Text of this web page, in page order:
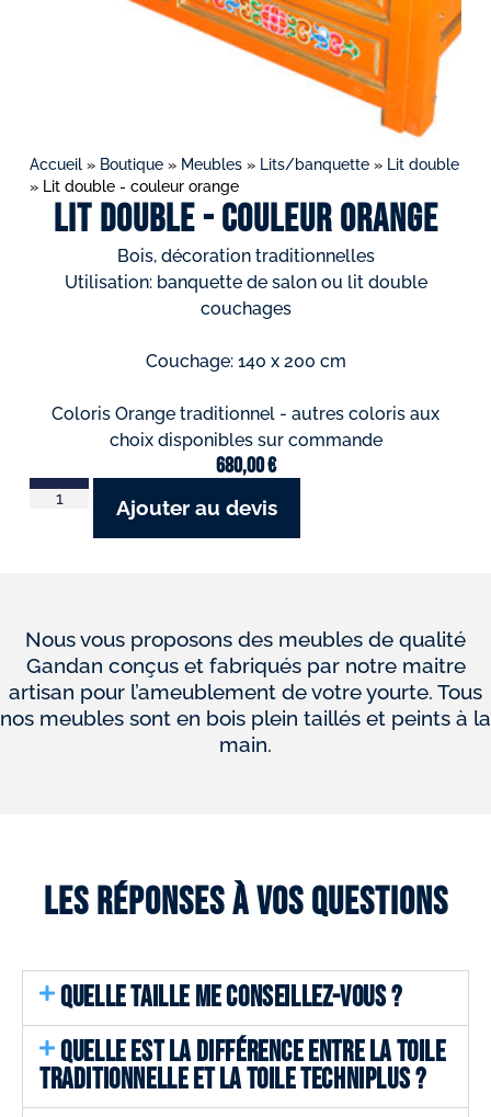
Accueil» Boutique» Meubles» Lits/banquette» Lit double
» Lit double - couleur orange
Lit double - couleur orange
Bois, décoration traditionnelles
Utilisation: banquette de salon ou lit double
couchages
Couchage: 140 x 200 cm
Coloris Orange traditionnel - autres coloris aux
choix disponibles sur commande
680,00€
Ajouter au devis
Nous vous proposons des meubles de qualité
Gandan conçus et fabriqués par notre maitre
artisan pour l’ameublement de votre yourte. Tous
nos meubles sont en bois plein taillés et peints à la
main.
Les réponses à vos questions
QUELLE TAILLE ME CONSEILLEZ-VOUS ?
QUELLE EST LA DIFFÉRENCE ENTRE LA TOILE
TRADITIONNELLE ET LA TOILE TECHNIPLUS ?